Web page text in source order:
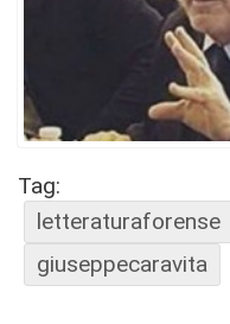
Tag:
letteraturaforense
giuseppecaravita